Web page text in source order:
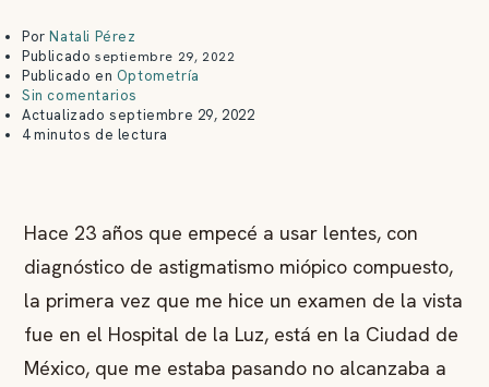
PorNatali Pérez
Publicado septiembre 29, 2022
Publicado en Optometría
Sin comentarios
Actualizadoseptiembre 29, 2022
4 minutos de lectura
Hace 23 años que empecé a usar lentes, con
diagnóstico de astigmatismo miópico compuesto,
la primera vez que me hice un examen de la vista
fue en el Hospital de la Luz, está en la Ciudad de
México, que me estaba pasando no alcanzaba a